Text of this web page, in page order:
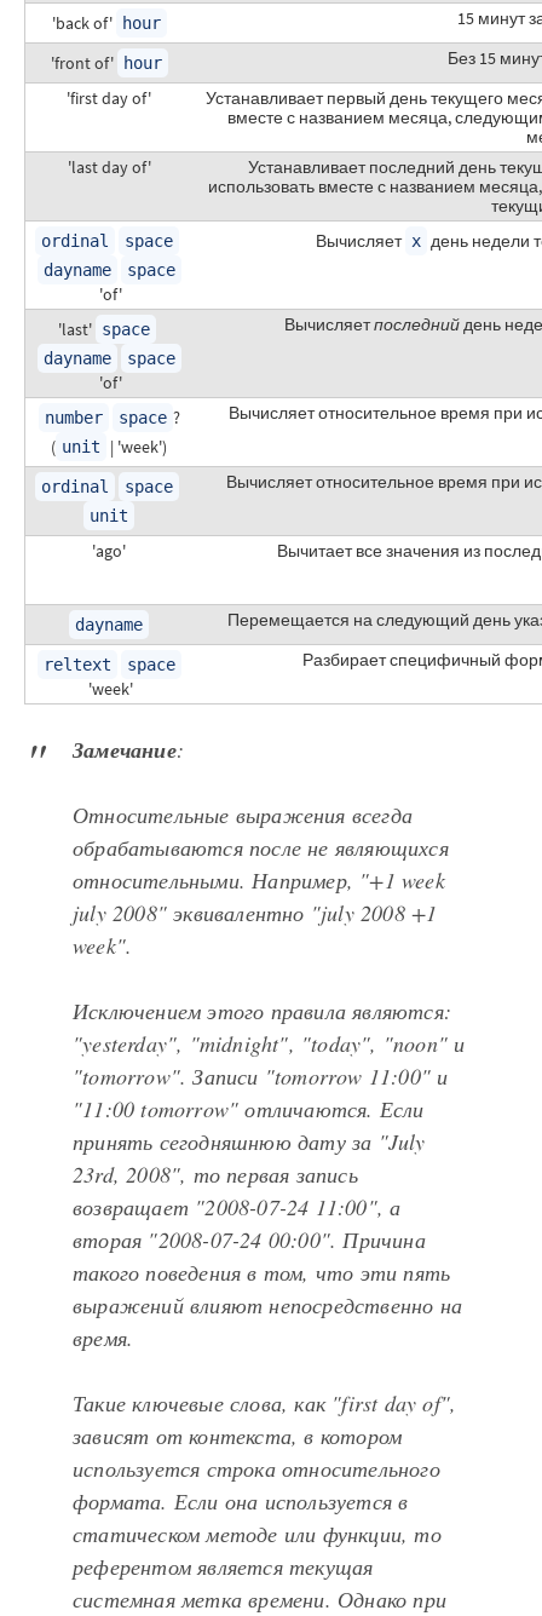
'back of'
hour 15 минут
'front of' hour
Без 15
'first day of'
Устанавливает первый день текущего
вместе с названием месяца,
'last day of'
Устанавливает последний день
использовать вместе с названием
ordinal
space
dayname
space
'of'
Вычисляет x день недели
'last' space
dayname
space
'of'
Вычисляетпоследнийдень
number space ?
( unit | 'week')
Вычисляет относительное время при
ordinal
space
unit
Вычисляет относительное время при
'ago' Вычитает все значения из
dayname Перемещается на следующий день
reltext space
'week'
Разбирает специфичный
Замечание:
Относительные выражения всегда
обрабатываются после не являющихся
относительными. Например, "+1 week
july 2008" эквивалентно "july 2008 +1
week".
Исключением этого правила являются:
"yesterday", "midnight", "today", "noon" и
"tomorrow". Записи "tomorrow 11:00" и
"11:00 tomorrow" отличаются. Если
принять сегодняшнюю дату за "July
23rd, 2008", то первая запись
возвращает "2008-07-24 11:00", а
вторая "2008-07-24 00:00". Причина
такого поведения в том, что эти пять
выражений влияют непосредственно на
время.
Такие ключевые слова, как "first day of",
зависят от контекста, в котором
используется строка относительного
формата. Если она используется в
статическом методе или функции, то
референтом является текущая
системная метка времени. Однако при